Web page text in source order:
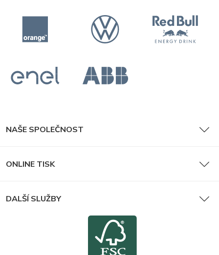
NAŠE SPOLEČNOST
ONLINE TISK
DALŠÍ SLUŽBY